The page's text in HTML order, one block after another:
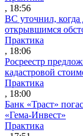
, 18:56
ВС уточнил, когда
открывшимся
Практика
, 18:06
Росреестр
кадастровой
Практика
, 18:00
Банк «Траст»
«Гема-Инвест»
Практика